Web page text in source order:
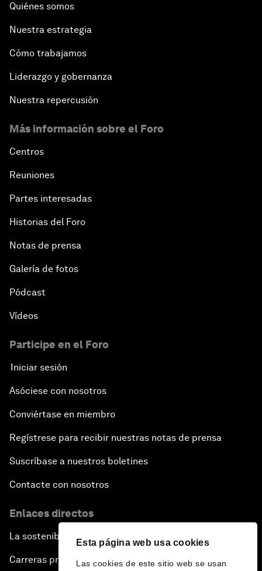
Esta página web usa cookies
Las cookies de este sitio web se usan
Quiénes somos
Nuestra estrategia
Cómo trabajamos
Liderazgo y gobernanza
Nuestra repercusión
Más información sobre el Foro
Centros
Reuniones
Partes interesadas
Historias del Foro
Notas de prensa
Galería de fotos
Pódcast
Vídeos
Participe en el Foro
Iniciar sesión
Asóciese con nosotros
Conviértase en miembro
Regístrese para recibir nuestras notas de prensa
Suscríbase a nuestros boletines
Contacte con nosotros
Enlaces directos
La sostenibilidad en el Foro
Carreras profesionales